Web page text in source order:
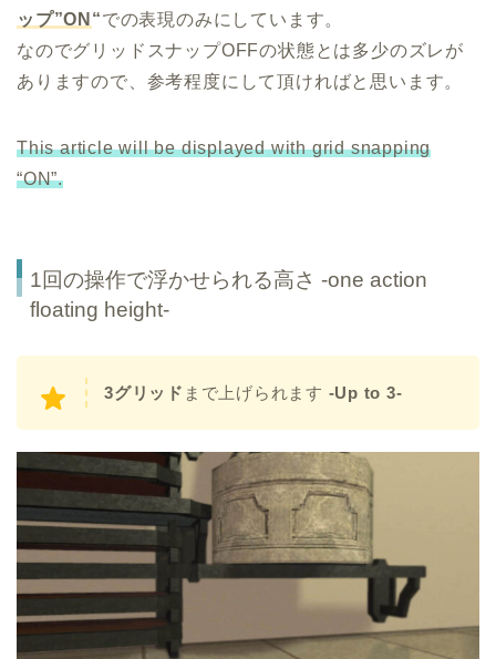
ップ”ON “での表現のみにしています。
なのでグリッドスナップOFFの状態とは多少のズレが
ありますので、参考程度にして頂ければと思います。
This article will be displayed with grid snapping
“ON”.
1回の操作で浮かせられる高さ -one action
floating height-
3グリッド まで上げられます -Up to 3-